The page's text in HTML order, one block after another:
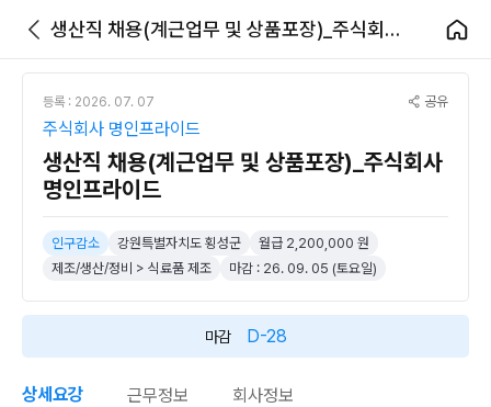
생산직 채용(계근업무 및 상품포장)_주식회사 명인프라이드
등록 : 2026. 07. 07 공유
주식회사 명인프라이드
생산직 채용(계근업무 및 상품포장)_주식회사
명인프라이드
인구감소 강원특별자치도 횡성군
월급 2,200,000 원
제조/생산/정비 > 식료품 제조
마감 : 26. 09. 05 (토요일)
마감 D-28
상세요강 근무정보 회사정보